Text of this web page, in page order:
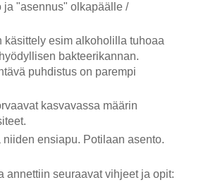
ja "asennus" olkapäälle /
käsittely esim alkoholilla tuhoaa
bakteerikannan.
puhdistus on parempi
kasvavassa määrin
niiden ensiapu. Potilaan asento.
annettiin seuraavat vihjeet ja opit: